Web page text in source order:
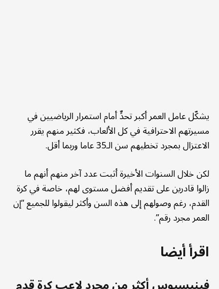
يشكّل عامل العمر أكبر تحدٍّ أمام استمرار الرياضيين في
مسيرتهم الاحترافية في كل الألعاب، فكثير منهم يقرر
الاعتزال بمجرد تخطيهم سن الـ35 عاما وربما أقل.
لكن خلال السنوات الأخيرة أثبت عدد آخر منهم أنهم ما
زالوا قادرين على تقديم أفضل مستوى لهم، خاصة في كرة
القدم، رغم وصولهم إلى هذه السن وأكثر ليقولوا للجميع “إن
العمر مجرد رقم”.
اقرأ أيضا